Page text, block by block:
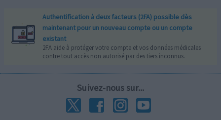
Authentification à deux facteurs (2FA) possible dès
maintenant pour un nouveau compte ou un compte
existant
2FA aide à protéger votre compte et vos données médicales
contre tout accès non autorisé par des tiers inconnus.
Suivez-nous sur...